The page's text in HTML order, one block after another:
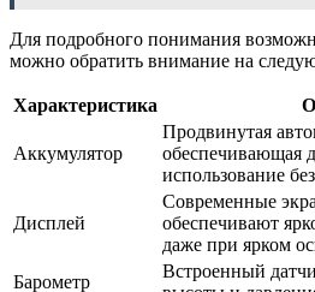
Для подробного понимания
можно обратить внимание на
Характеристика
Аккумулятор
Продвинутая
обеспечивающая
использование
Дисплей
Современные
обеспечивают
даже при ярком
Барометр
Встроенный